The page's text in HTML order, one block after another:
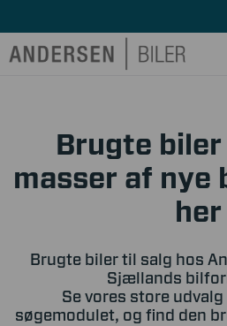
Brugte
masser af nye
her
Brugte biler til salg hos
Sjællands
Se vores store
søgemodulet, og find den